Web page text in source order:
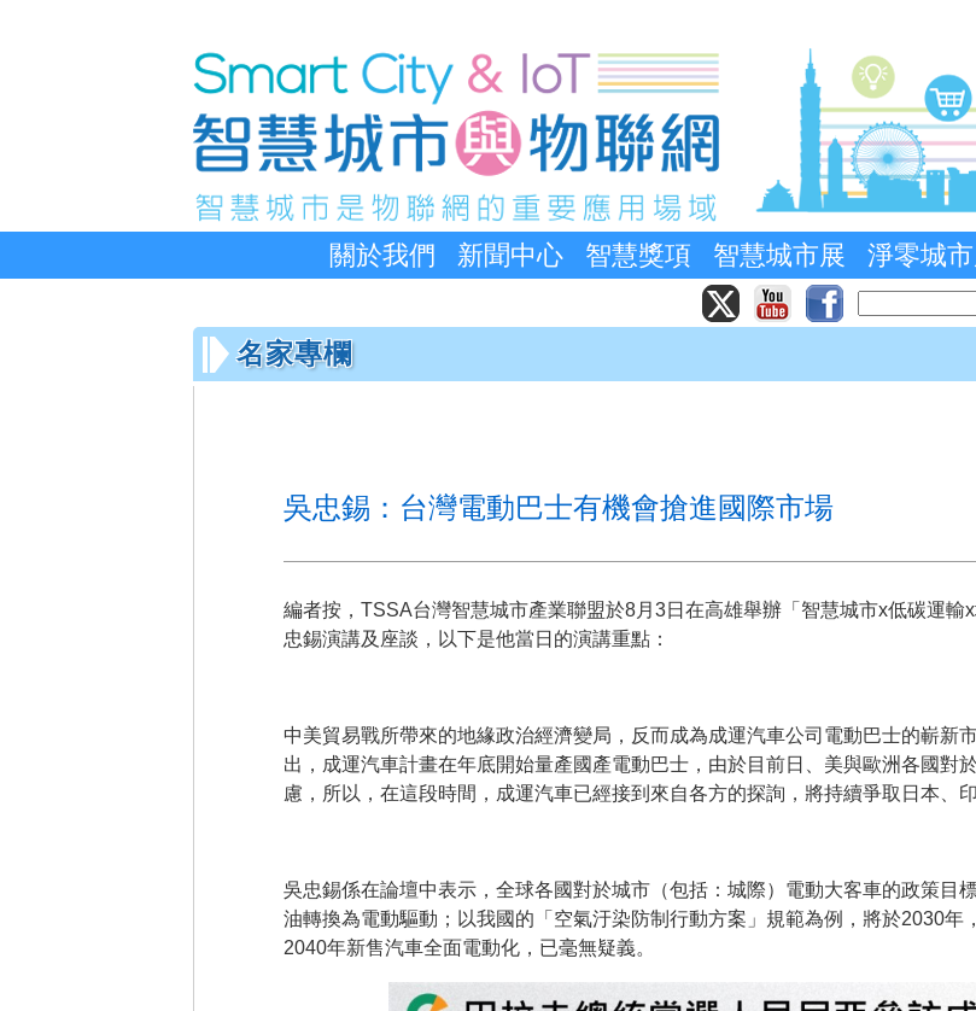
關於我們 新聞中心 智慧獎項 智慧城市展 淨零城
名家專欄
吳忠錫：台灣電動巴士有機會搶進國際市場
編者按，TSSA台灣智慧城市產業聯盟於8月3日在高雄舉辦「智慧城市x低碳運輸
忠錫演講及座談，以下是他當日的演講重點：
中美貿易戰所帶來的地緣政治經濟變局，反而成為成運汽車公司電動巴士的嶄新
出，成運汽車計畫在年底開始量產國產電動巴士，由於目前日、美與歐洲各國對
慮，所以，在這段時間，成運汽車已經接到來自各方的探詢，將持續爭取日本、
吳忠錫係在論壇中表示，全球各國對於城市（包括：城際）電動大客車的政策目
油轉換為電動驅動；以我國的「空氣汙染防制行動方案」規範為例，將於2030年
2040年新售汽車全面電動化，已毫無疑義。